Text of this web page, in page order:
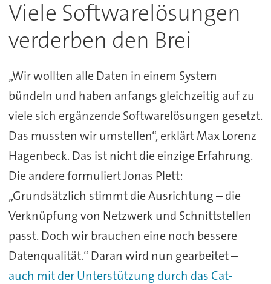
Viele Softwarelösungen
verderben den Brei
„Wir wollten alle Daten in einem System
bündeln und haben anfangs gleichzeitig auf zu
viele sich ergänzende Softwarelösungen gesetzt.
Das mussten wir umstellen“, erklärt Max Lorenz
Hagenbeck. Das ist nicht die einzige Erfahrung.
Die andere formuliert Jonas Plett:
„Grundsätzlich stimmt die Ausrichtung – die
Verknüpfung von Netzwerk und Schnittstellen
passt. Doch wir brauchen eine noch bessere
Datenqualität.“ Daran wird nun gearbeitet –
auch mit der Unterstützung durch das Cat-